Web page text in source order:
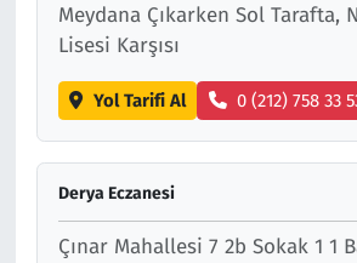
Meydana Çıkarken Sol Tarafta,
Lisesi Karşısı
Yol Tarifi Al 0 (212) 758 33
Derya Eczanesi
Çınar Mahallesi 7 2b Sokak 1 1